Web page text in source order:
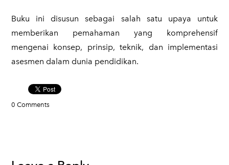
Buku ini disusun sebagai salah satu upaya untuk
memberikan pemahaman yang komprehensif
mengenai konsep, prinsip, teknik, dan implementasi
asesmen dalam dunia pendidikan.
0 Comments